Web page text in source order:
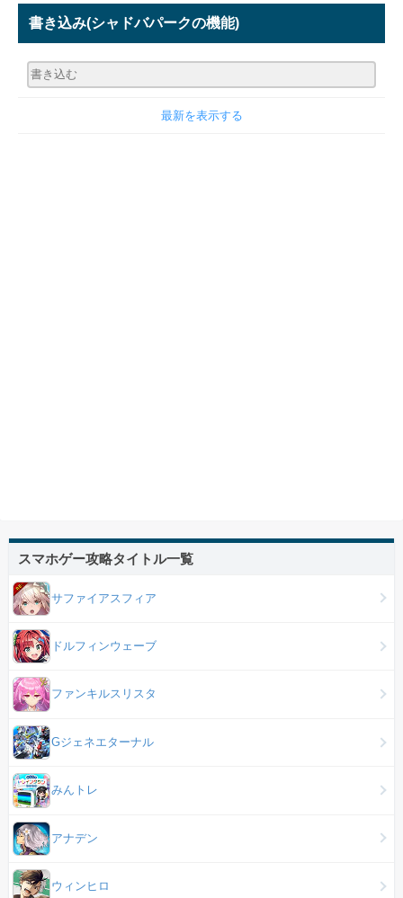
書き込み(シャドバパークの機能)
最新を表示する
スマホゲー攻略タイトル一覧
サファイアスフィア
ドルフィンウェーブ
ファンキルスリスタ
Gジェネエターナル
みんトレ
アナデン
ウィンヒロ